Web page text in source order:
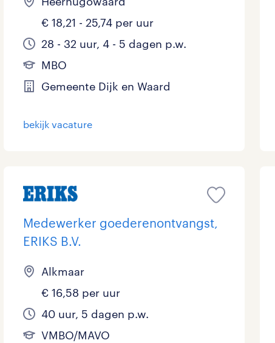
Chauffeurs 0
Financieel
Industrieel / Productie
Management / Leidinggevend
Onderwijs 0
LBO, MAVO, VMBO
Master
WO 1
33 - 36 uur 1
€ 18,21 - 25,74 per uur
28 - 32 uur, 4 - 5 dagen p.w.
MBO
Gemeente Dijk en Waard
bekijk vacature
Medewerker goederenontvangst,
ERIKS B.V.
Alkmaar
€ 16,58 per uur
40 uur, 5 dagen p.w.
VMBO/MAVO